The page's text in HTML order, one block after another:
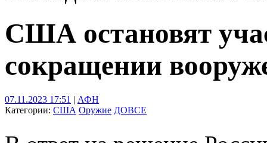
США остановят
сокращении
07.11.2023 17:51 | АФН
Категории: США Оружие ДОВСЕ